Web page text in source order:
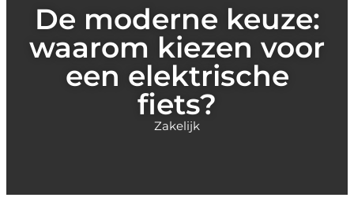
De moderne keuze:
waarom kiezen voor
een elektrische
fiets?
Zakelijk